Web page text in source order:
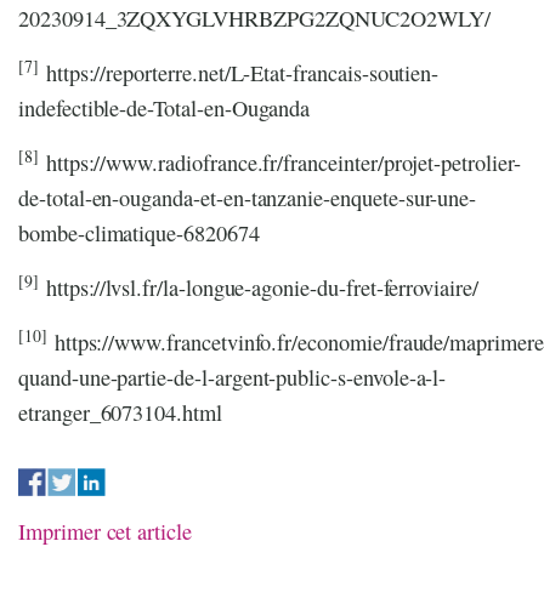
20230914_3ZQXYGLVHRBZPG2ZQNUC2O2WLY/
[7] https://reporterre.net/L-Etat-francais-soutien-
indefectible-de-Total-en-Ouganda
[8] https://www.radiofrance.fr/franceinter/projet-petrolier-
de-total-en-ouganda-et-en-tanzanie-enquete-sur-une-
bombe-climatique-6820674
[9] https://lvsl.fr/la-longue-agonie-du-fret-ferroviaire/
[10] https://www.francetvinfo.fr/economie/fraude/
quand-une-partie-de-l-argent-public-s-envole-a-l-
etranger_6073104.html
Imprimer cet article